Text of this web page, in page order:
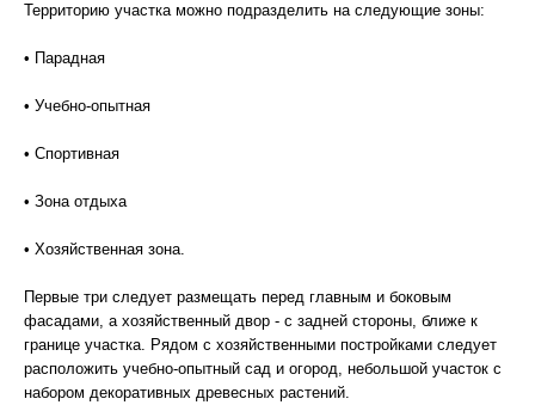
Территорию участка можно подразделить на следующие зоны:
• Парадная
• Учебно-опытная
• Спортивная
• Зона отдыха
• Хозяйственная зона.
Первые три следует размещать перед главным и боковым
фасадами, а хозяйственный двор - с задней стороны, ближе к
границе участка. Рядом с хозяйственными постройками следует
расположить учебно-опытный сад и огород, небольшой участок с
набором декоративных древесных растений.